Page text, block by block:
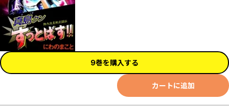
9巻を購入する
カートに追加